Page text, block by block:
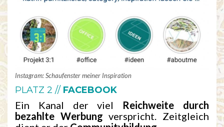
Instagram: Schaufenster meiner Inspiration
PLATZ 2 // FACEBOOK
Ein Kanal der viel Reichweite durch
bezahlte Werbungverspricht. Zeitgleich